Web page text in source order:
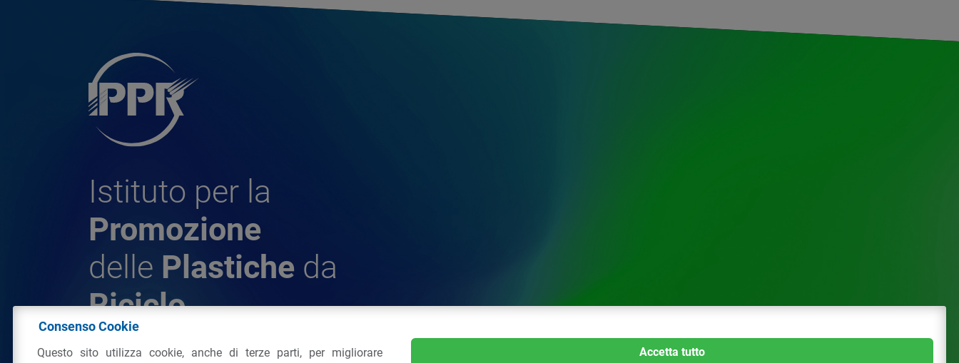
Istituto per la
Promozione
delle Plastiche da
Riciclo
© 2026 - IPPR Istituto per la Promozione delle Plastiche
Consenso Cookie
Questo sito utilizza cookie, anche di terze parti, per migliorare
Accetta tutto